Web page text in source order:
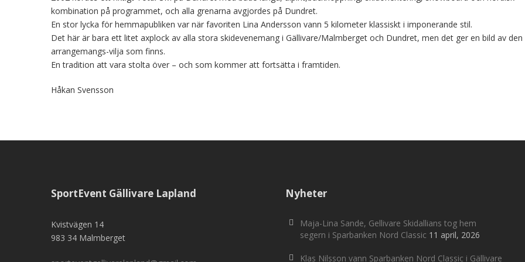
kombination på programmet, och alla grenarna avgjordes på Dundret.
En stor lycka för hemmapubliken var när favoriten Lina Andersson vann 5 kilometer klassiskt i imponerande stil.
Det här är bara ett litet axplock av alla stora skidevenemang i Gällivare/Malmberget och Dundret, men det ger en bild av
arrangemangs-vilja som finns.
En tradition att vara stolta över – och som kommer att fortsätta i framtiden.
Håkan Svensson
SportEvent Gällivare Lapland
Kvistvägen 14
983 34 Malmberget
Nyheter
Maja-Lina Sande, Gellivare Skidallians tog hem
segern i Sparbanken Nord Classic 11 april, 2026
Klas Nilsson vann Sparbanken Nord Classic i Gällivare